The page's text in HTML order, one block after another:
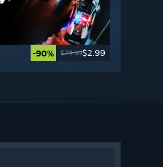
-90% $29.99$2.99